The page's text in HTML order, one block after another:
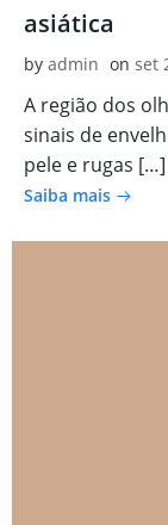
asiática
by admin on set
A região dos
sinais de
pele e rugas […]
Saiba mais